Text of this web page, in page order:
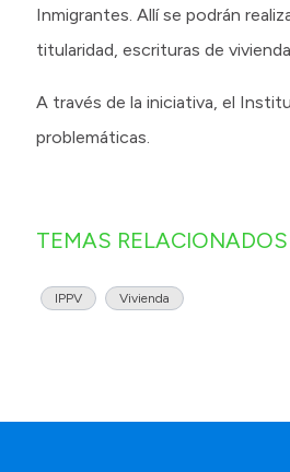
Inmigrantes. Allí se podrán
titularidad, escrituras de
A través de la iniciativa, el
problemáticas.
TEMAS RELACIONADOS
IPPV Vivienda